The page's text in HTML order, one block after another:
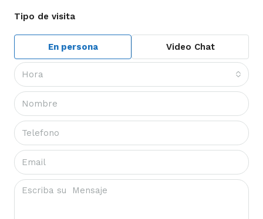
Tipo de visita
En persona Video Chat
Hora